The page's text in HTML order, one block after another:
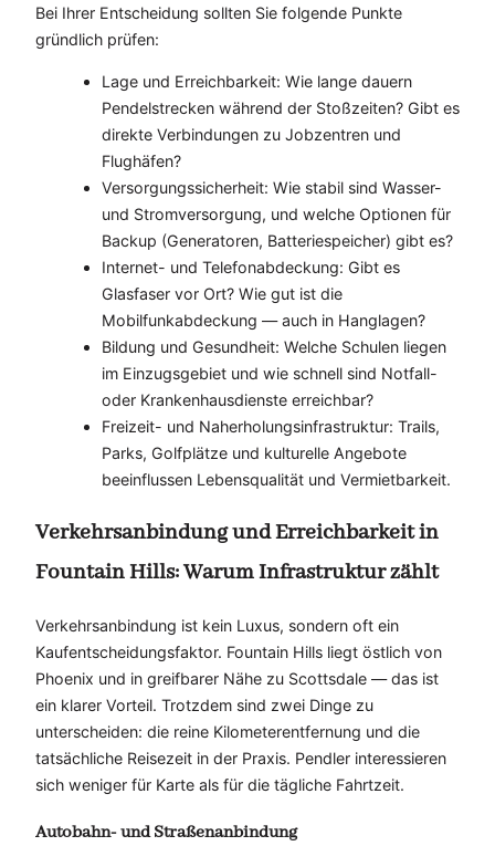
Bei Ihrer Entscheidung sollten Sie folgende Punkte
gründlich prüfen:
Lage und Erreichbarkeit: Wie lange dauern
Pendelstrecken während der Stoßzeiten? Gibt es
direkte Verbindungen zu Jobzentren und
Flughäfen?
Versorgungssicherheit: Wie stabil sind Wasser-
und Stromversorgung, und welche Optionen für
Backup (Generatoren, Batteriespeicher) gibt es?
Internet- und Telefonabdeckung: Gibt es
Glasfaser vor Ort? Wie gut ist die
Mobilfunkabdeckung — auch in Hanglagen?
Bildung und Gesundheit: Welche Schulen liegen
im Einzugsgebiet und wie schnell sind Notfall-
oder Krankenhausdienste erreichbar?
Freizeit- und Naherholungsinfrastruktur: Trails,
Parks, Golfplätze und kulturelle Angebote
beeinflussen Lebensqualität und Vermietbarkeit.
Verkehrsanbindung und Erreichbarkeit in
Fountain Hills: Warum Infrastruktur zählt
Verkehrsanbindung ist kein Luxus, sondern oft ein
Kaufentscheidungsfaktor. Fountain Hills liegt östlich von
Phoenix und in greifbarer Nähe zu Scottsdale — das ist
ein klarer Vorteil. Trotzdem sind zwei Dinge zu
unterscheiden: die reine Kilometerentfernung und die
tatsächliche Reisezeit in der Praxis. Pendler interessieren
sich weniger für Karte als für die tägliche Fahrtzeit.
Autobahn- und Straßenanbindung